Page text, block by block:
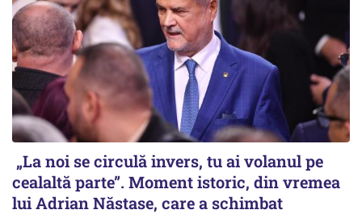
„La noi se circulă invers, tu ai volanul pe
cealaltă parte”. Moment istoric, din vremea
lui Adrian Năstase, care a schimbat